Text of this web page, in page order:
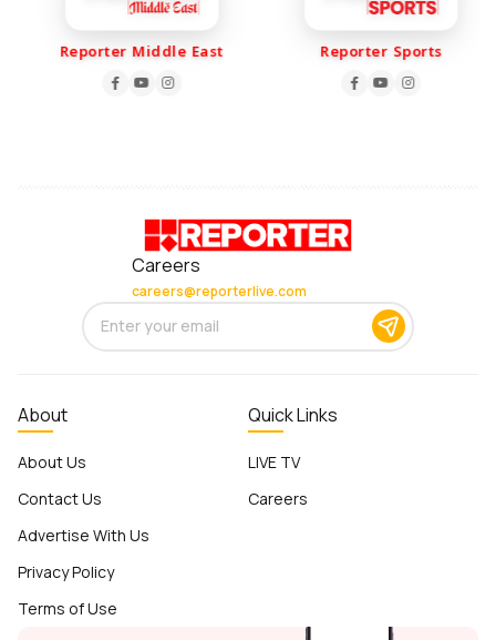
Reporter Middle East Reporter Sports
Careers
careers@reporterlive.com
About
About Us
Contact Us
Advertise With Us
Privacy Policy
Terms of Use
Quick Links
LIVE TV
Careers